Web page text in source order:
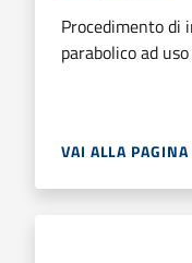
Procedimento di
parabolico ad
VAI ALLA PAGINA